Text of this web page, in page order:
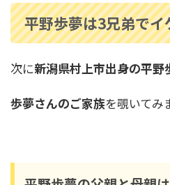
ぎ？比較画像をチ
佐々木朗希の母は
平野歩夢は3兄弟でイ
次に新潟県村上市出身の平野
歩夢さんのご家族を覗いてみ